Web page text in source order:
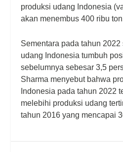
produksi udang Indonesia
akan menembus 400 ribu
Sementara pada tahun
udang Indonesia tumbuh
sebelumnya sebesar 3,5
Sharma menyebut bahwa
Indonesia pada tahun 2022
melebihi produksi udang
tahun 2016 yang mencapai